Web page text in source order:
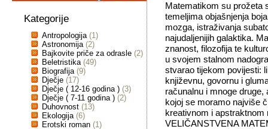
Kategorije
Antropologija (1)
Astronomija (2)
Bajkovite priče za odrasle (2)
Beletristika (49)
Biografija (9)
Dječje (17)
Dječje ( 12-16 godina ) (3)
Dječje ( 7-11 godina ) (2)
Duhovnost (13)
Ekologija (6)
Erotski roman (1)
Matematikom su prožeta
temeljima objašnjenja
mozga, istraživanja
najudaljenijih galaktika.
znanost, filozofija te
u svojem stalnom
stvarao tijekom povijesti:
književnu, govornu i
računalnu i mnoge
kojoj se moramo najviše
kreativnom i apstraktnom
VELIČANSTVENA